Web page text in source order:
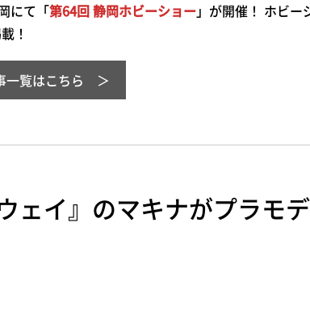
にて「第64回 静岡ホビーショー 」が開催！ ホビー
！
一覧はこちら
ェイ』のマキナがプラモ